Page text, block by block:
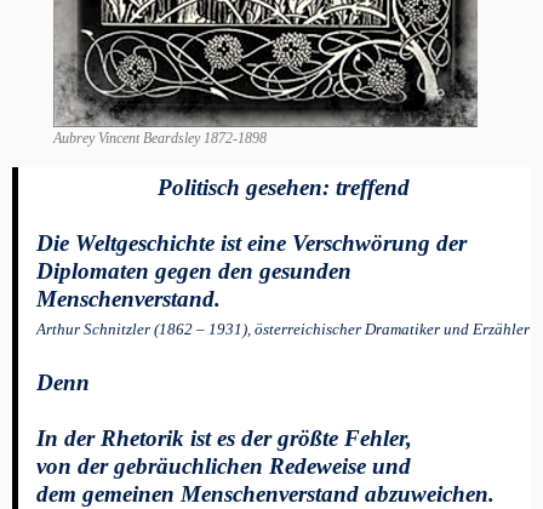
Aubrey Vincent Beardsley 1872-1898
Politisch gesehen: treffend
Die Weltgeschichte ist eine Verschwörung der
Diplomaten gegen den gesunden
Menschenverstand.
Arthur Schnitzler (1862 – 1931), österreichischer Dramatiker und Erzähler
Denn
In der Rhetorik ist es der größte Fehler,
von der gebräuchlichen Redeweise und
dem gemeinen Menschenverstand abzuweichen.